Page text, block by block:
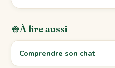
À lire aussi
Comprendre son chat